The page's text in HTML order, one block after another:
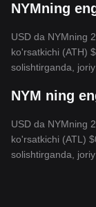
NYMning
USD da NYMning
ko'rsatkichi (ATH)
solishtirganda,
NYM ning
USD da NYMning
ko'rsatkichi (ATL)
solishtirganda,